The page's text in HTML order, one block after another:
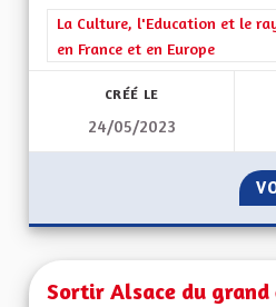
Filtrer les résultats de la
La Culture, l'Education et le
en France et en Europe
CRÉÉ LE
24/05/2023
Sortir Alsace du grand